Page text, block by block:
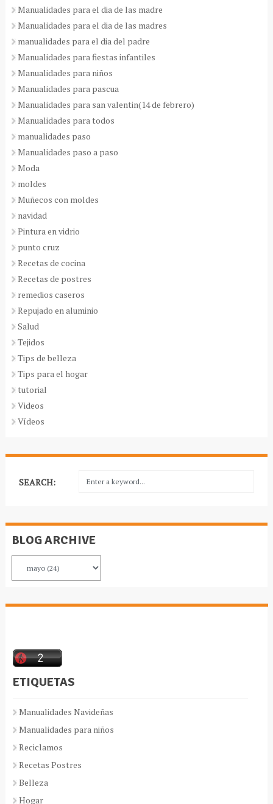
Manualidades para el dia de las madre
Manualidades para el dia de las madres
manualidades para el dia del padre
Manualidades para fiestas infantiles
Manualidades para niños
Manualidades para pascua
Manualidades para san valentin(14 de febrero)
Manualidades para todos
manualidades paso
Manualidades paso a paso
Moda
moldes
Muñecos con moldes
navidad
Pintura en vidrio
punto cruz
Recetas de cocina
Recetas de postres
remedios caseros
Repujado en aluminio
Salud
Tejidos
Tips de belleza
Tips para el hogar
tutorial
Videos
Vídeos
SEARCH:
BLOG ARCHIVE
ETIQUETAS
Manualidades Navideñas
Manualidades para niños
Reciclamos
Recetas Postres
Belleza
Hogar